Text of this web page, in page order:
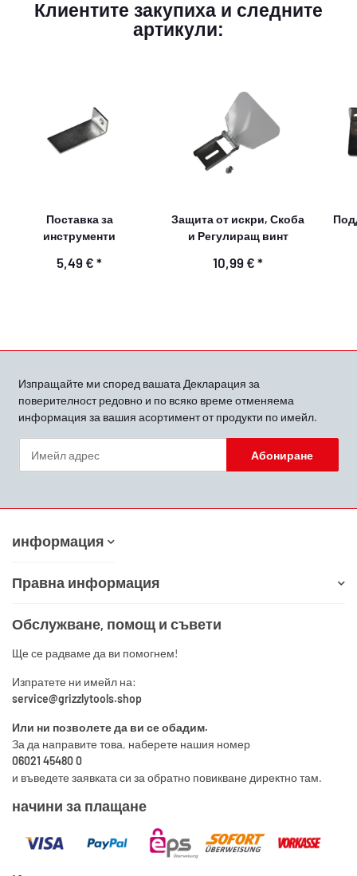
Клиентите закупиха и следните
артикули:
Поставка за
инструменти
5,49 € *
Защита от искри, Скоба
и Регулиращ винт
10,99 € *
Изпращайте ми според вашатаДекларация за
поверителностредовно и по всяко време отменяема
информация за вашия асортимент от продукти по имейл.
Абониране
информация
Правна информация
Обслужване, помощ и съвети
Ще се радваме да ви помогнем!
Изпратете ни имейл на:
service@grizzlytools.shop
Или ни позволете да ви се обадим.
За да направите това, наберете нашия номер
06021 45480 0
и въведете заявката си за обратно повикване директно там.
начини за плащане